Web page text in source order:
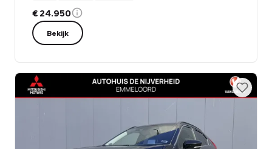
€ 24.950
Bekijk